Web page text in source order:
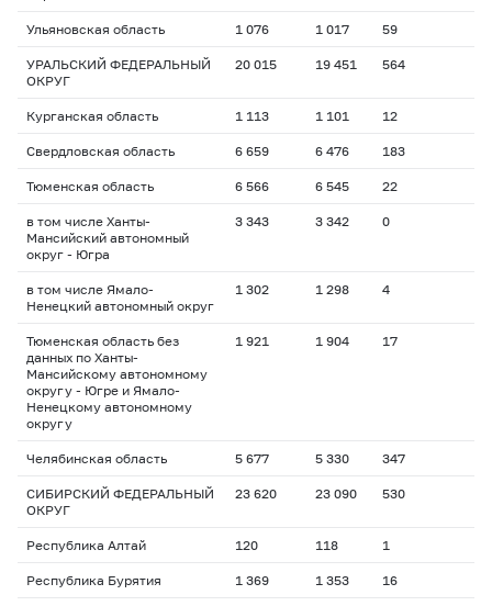
Ульяновская область 1 076 1 017 59
УРАЛЬСКИЙ ФЕДЕРАЛЬНЫЙ
ОКРУГ
20 015 19 451 564
Курганская область 1 113 1 101 12
Свердловская область 6 659 6 476 183
Тюменская область 6 566 6 545 22
в том числе Ханты-
Мансийский автономный
округ - Югра
3 343 3 342 0
в том числе Ямало-
Ненецкий автономный округ
1 302 1 298 4
Тюменская область без
данных по Ханты-
Мансийскому автономному
округу - Югре и Ямало-
Ненецкому автономному
округу
1 921 1 904 17
Челябинская область 5 677 5 330 347
СИБИРСКИЙ ФЕДЕРАЛЬНЫЙ
ОКРУГ
23 620 23 090 530
Республика Алтай 120 118 1
Республика Бурятия 1 369 1 353 16